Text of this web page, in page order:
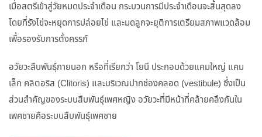
เมื่อสตรีเข้าสู่วัยหมดประจำเดือน กระบวนการมีประจำเดือนจะสิ้นสุดลง
โดยที่รังไข่จะหยุดการปล่อยไข่ และมดลูกจะยุติการเตรียมสภาพแวดล้อม
เพื่อรองรับการตั้งครรภ์
อวัยวะสืบพันธุ์ภายนอก หรือที่เรียกว่า โยนี ประกอบด้วยแคมใหญ่ แคม
เล็ก คลิตอริส (Clitoris) และบริเวณปากช่องคลอด (vestibule) ซึ่งเป็น
ส่วนสำคัญของระบบสืบพันธุ์เพศหญิง อวัยวะที่มีหน้าที่คล้ายคลึงกันใน
เพศชายคือระบบสืบพันธุ์เพศชาย